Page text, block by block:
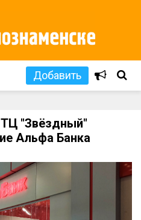
Добавить
"Звёздный"
Альфа Банка